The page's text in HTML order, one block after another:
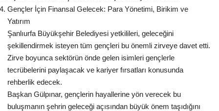
Gençler İçin Finansal Gelecek: Para Yönetimi, Birikim ve
Yatırım
Şanlıurfa Büyükşehir Belediyesi yetkilileri, geleceğini
şekillendirmek isteyen tüm gençleri bu önemli zirveye davet etti.
Zirve boyunca sektörün önde gelen isimleri gençlerle
tecrübelerini paylaşacak ve kariyer fırsatları konusunda
rehberlik edecek.
Başkan Gülpınar, gençlerin hayallerine yön verecek bu
buluşmanın şehrin geleceği açısından büyük önem taşıdığını